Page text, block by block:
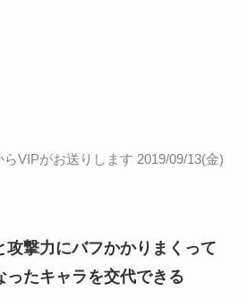
らVIPがお送りします 2019/09/13(金)
撃力にバフかかりまくって
ったキャラを交代できる